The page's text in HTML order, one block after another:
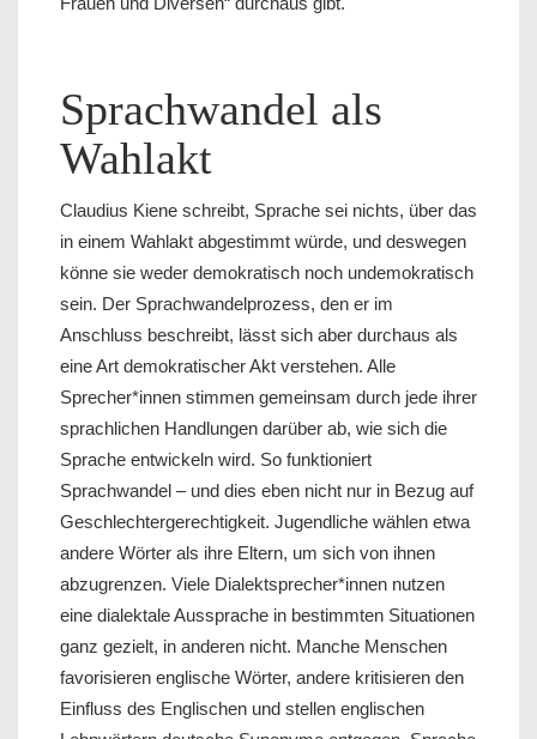
Sprachwandel als
Wahlakt
Claudius Kiene schreibt, Sprache sei nichts, über das
in einem Wahlakt abgestimmt würde, und deswegen
könne sie weder demokratisch noch undemokratisch
sein. Der Sprachwandelprozess, den er im
Anschluss beschreibt, lässt sich aber durchaus als
eine Art demokratischer Akt verstehen. Alle
Sprecher*innen stimmen gemeinsam durch jede ihrer
sprachlichen Handlungen darüber ab, wie sich die
Sprache entwickeln wird. So funktioniert
Sprachwandel – und dies eben nicht nur in Bezug auf
Geschlechtergerechtigkeit. Jugendliche wählen etwa
andere Wörter als ihre Eltern, um sich von ihnen
abzugrenzen. Viele Dialektsprecher*innen nutzen
eine dialektale Aussprache in bestimmten Situationen
ganz gezielt, in anderen nicht. Manche Menschen
favorisieren englische Wörter, andere kritisieren den
Einfluss des Englischen und stellen englischen